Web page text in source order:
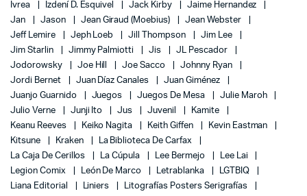
Ivrea
Izdení D. Esquivel Jack Kirby
Jaime Hernandez
Jan
Jason Jean Giraud (Moebius)
Jean Webster
Jeff Lemire
Jeph Loeb Jill Thompson
Jim Lee
Jim Starlin
Jimmy Palmiotti Jis
JL Pescador
Jodorowsky
Joe Hill Joe Sacco
Johnny Ryan
Jordi Bernet
Juan Díaz Canales
Juan Giménez
Juanjo Guarnido
Juegos Juegos De Mesa
Julie Maroh
Julio Verne
Junji Ito Jus Juvenil
Kamite
Keanu Reeves
Keiko Nagita Keith Giffen
Kevin Eastman
Kitsune
Kraken
La Biblioteca De Carfax
La Caja De Cerillos
La Cúpula Lee Bermejo
Lee Lai
Legion Comix
León De Marco Letrablanka
LGTBIQ
Liana Editorial
Liniers
Litografías Posters Serigrafías